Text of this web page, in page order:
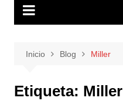
Inicio Blog Miller
Etiqueta: Miller